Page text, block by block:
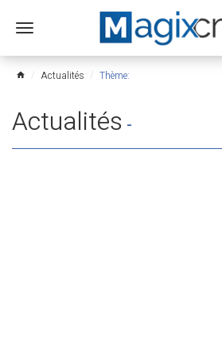
Ouvrir
menu
home Actualités Thème:
Actualités -